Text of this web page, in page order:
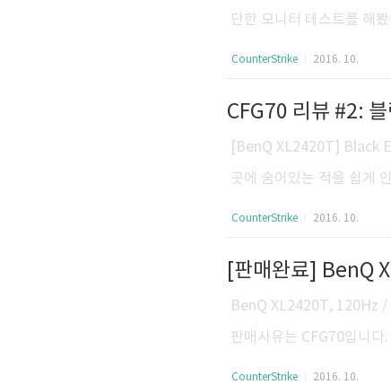
단한 모니터 테스트를
4FG70) / Samsung
했습니다. 먼저 빛샘
옅은 플리커 현상.
CounterStrike 2016. 10.
CFG70 리뷰 #2:
[BenQ XL2420T] Black
곳에 숨어있는 적을 쉽게
을 듯 하고, 이전 캡쳐와
밑이 잘 안보인단 사람이
큼, 이 부분을 확실히 챙
sung CFG70] Black
CounterStrike 2016. 10.
[판매완료] BenQ
BenQ XL2420T, 120Hz /
판매사유는 CFG70입니
기, 삼성 퀀텀닷 게이밍 모
CounterStrike 2016. 10.